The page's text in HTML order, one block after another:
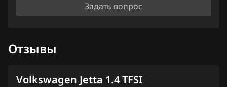
Lexus
Touareg 3.6 FSI 249hp (CMTA)
Touareg 4.2 FSI (CGNA)
Touran 1.4 TFSI (CAVC)
Задать вопрос
Отзывы
Volkswagen Jetta 1.4 TFSI